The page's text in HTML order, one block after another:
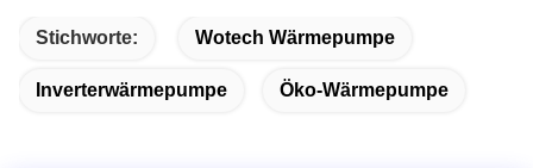
Stichworte: Wotech Wärmepumpe
Inverterwärmepumpe Öko-Wärmepumpe